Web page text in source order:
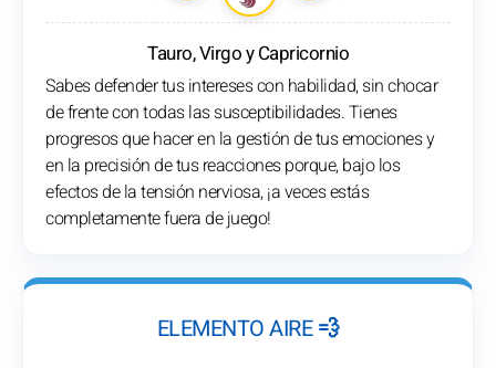
Tauro, Virgo y Capricornio
Sabes defender tus intereses con habilidad, sin chocar
de frente con todas las susceptibilidades. Tienes
progresos que hacer en la gestión de tus emociones y
en la precisión de tus reacciones porque, bajo los
efectos de la tensión nerviosa, ¡a veces estás
completamente fuera de juego!
ELEMENTO AIRE 💨